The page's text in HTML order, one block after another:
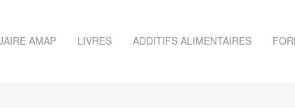
AMAP LIVRES ADDITIFS ALIMENTAIRES